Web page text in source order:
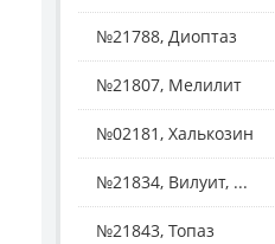
№21788, Диоптаз
№21807, Мелилит
№02181, Халькозин
№21834, Вилуит, ...
№21843, Топаз